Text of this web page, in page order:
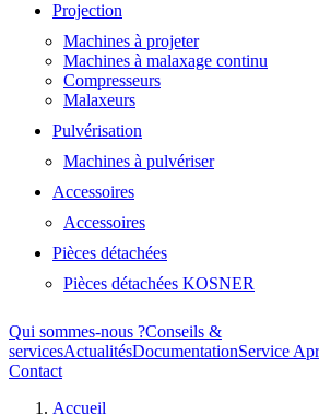
Projection
Machines à projeter
Machines à malaxage continu
Compresseurs
Malaxeurs
Pulvérisation
Machines à pulvériser
Accessoires
Accessoires
Pièces détachées
Pièces détachées KOSNER
Qui sommes-nous ?Conseils &
servicesActualitésDocumentationService
Contact
Accueil